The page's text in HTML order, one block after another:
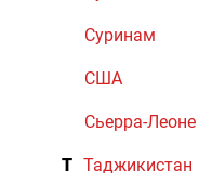
Суринам
США
Сьерра-Леоне
Т Таджикистан